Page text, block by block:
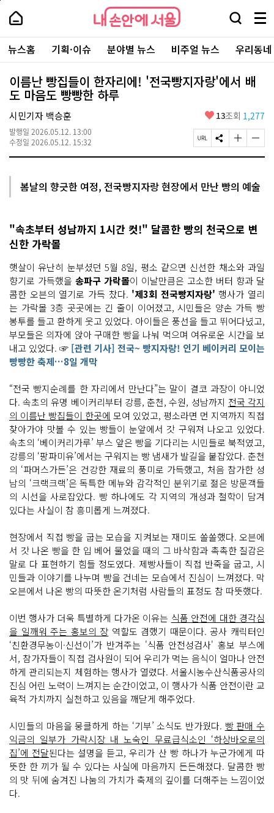
본
로
가
내
손
안
에
서
울
-
서
울
시
대
표
소
통
포
내
손
에
울
검
창
열
기
메
뉴
전
체
보
주
요
서
뉴스홈 기획·이슈 분야별 뉴스 비주얼 뉴스 우리동
이름난 빵집들이 한자리에! '전국빵지자랑'에서 배
도 마음도 빵빵한 하루
시민기자 백승훈
발행일 2026.05.12. 13:00
수정일 2026.05.12. 15:32
좋
요
13조회 1,277
페
이
R
L
S
N
유
하
글
자
크
게
하
기
글
자
작
게
하
기
봄날의 향긋한 여정, 전국빵지자랑 현장에서 만난 빵의 예술
"속초부터 성남까지 1시간 컷!" 달콤한 빵의 천국으로 변
신한 가락몰
햇살이 유난히 눈부셨던 5월 8일, 평소 같으면 신선한 채소와 과일
향기로 가득했을 송파구 가락몰이 이날만큼은 고소한 버터 향과 달
콤한 오븐의 열기로 가득 찼다. '제3회 전국빵지자랑' 행사가 열리
는 가락몰 3층 곳곳에는 긴 줄이 이어졌고, 시민들은 양손 가득 빵
봉투를 들고 환하게 웃고 있었다. 아이들은 풍선을 들고 뛰어다녔고,
부모들은 의자에 앉아 구매한 빵을 나눠 먹으며 여유로운 시간을 보
내고 있었다. ☞ [관련 기사] 전국~ 빵지자랑! 인기 베이커리 모이는
빵빵한 축제…8일 개막
“전국 빵지순례를 한 자리에서 만난다”는 말이 결코 과장이 아니었
다. 속초의 유명 베이커리부터 강릉, 춘천, 수원, 성남까지 전국 각지
의 이름난 빵집들이 한곳에 모여 있었고, 평소라면 먼 지역까지 직접
찾아가야 맛볼 수 있는 빵들이 눈앞에서 갓 구워져 나오고 있었다.
속초의 ‘베이커리가루’ 부스 앞은 빵을 기다리는 시민들로 북적였고,
강릉의 ‘팡파미유’에서는 구워지는 빵 냄새가 발길을 붙잡았다. 춘천
의 ‘파머스가든’은 건강한 재료의 풍미로 가득했고, 처음 참가한 성
남의 ‘크랙크랙’은 독특한 메뉴와 감각적인 분위기로 젊은 방문객들
의 시선을 사로잡았다. 빵 하나에도 각 지역의 개성과 철학이 담겨
있다는 사실이 참 흥미롭게 느껴졌다.
현장에서 직접 빵을 굽는 모습을 지켜보는 재미도 쏠쏠했다. 오븐에
서 갓 나온 빵을 한 입 베어 물었을 때의 그 바삭함과 촉촉한 질감은
말로 다 표현하기 힘들 정도였다. 제빵사들이 직접 반죽을 굽고, 시
민들과 이야기를 나누며 빵을 건네는 모습에서 진심이 느껴졌다. 막
오븐에서 나온 빵의 따뜻한 온기처럼 사람들의 표정도 참 따뜻했다.
이번 행사가 더욱 특별하게 다가온 이유는 식품 안전에 대한 경각심
을 일깨워 주는 홍보의 장 역할도 겸했기 때문이다. 공사 캐릭터인
‘친환경무농이·신선이’가 반겨주는 '식품 안전성검사' 홍보 부스에
서, 참가자들이 직접 검사원이 되어 우리가 먹는 음식이 얼마나 안전
하게 관리되는지 체험하는 행사가 열렸다. 서울시농수산식품공사의
진심 어린 노력이 느껴지는 순간이었고, 이 행사가 식품 안전이란 교
육적 가치까지 실천하고 있음을 깨닫게 해주었다.
시민들의 마음을 뭉클하게 하는 ‘기부’ 소식도 반가웠다. 빵 판매 수
익금의 일부가 가락시장 내 노숙인 무료급식소인 ‘하상바오로의
집’에 전달된다는 설명을 듣고, 우리가 산 빵 하나가 누군가에게 따
뜻한 한 끼가 될 수 있다는 사실에 마음까지 든든해졌다. 달콤한 빵
의 맛 뒤에 숨겨진 나눔의 가치가 축제의 깊이를 더해주는 느낌이었
다.
페
상
단
로